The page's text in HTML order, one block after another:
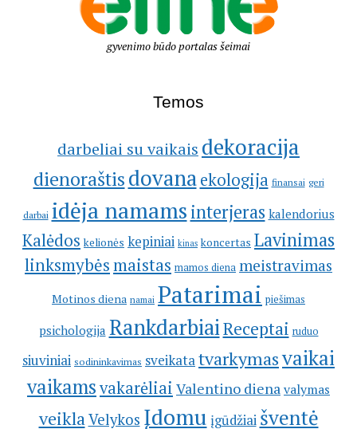
gyvenimo būdo portalas šeimai
Temos
darbeliai su vaikais dekoracija
dienoraštisdovana ekologija finansai geri
darbai idėja namams interjeras kalendorius
Kalėdos kelionės kepiniai kinas koncertas Lavinimas
linksmybėsmaistas mamos diena meistravimas
Motinos diena namai Patarimai piešimas
psichologija RankdarbiaiReceptai ruduo
siuviniai sodininkavimas sveikatatvarkymasvaikai
vaikamsvakarėliai Valentino diena valymas
veikla Velykos Įdomu įgūdžiai šventė